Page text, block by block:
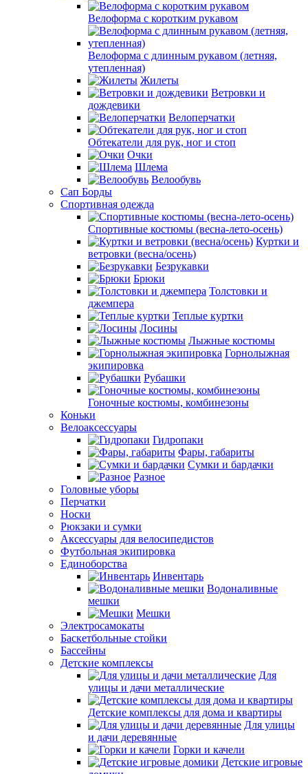
Велоформа с коротким рукавом
Велоформа с длинным рукавом (летняя,
утепленная)
Жилеты
Ветровки и
дождевики
Велоперчатки
Обтекатели для рук, ног и стоп
Очки
Шлема
Велообувь
Сап Борды
Спортивная одежда
Спортивные костюмы (весна-лето-осень)
Куртки и
ветровки (весна/осень)
Безрукавки
Брюки
Толстовки и
джемпера
Теплые куртки
Лосины
Лыжные костюмы
Горнолыжная
экипировка
Рубашки
Гоночные костюмы, комбинезоны
Коньки
Велоаксессуары
Гидропаки
Фары, габариты
Сумки и бардачки
Разное
Головные уборы
Перчатки
Носки
Рюкзаки и сумки
Аксессуары для велосипедистов
Футбольная экипировка
Единоборства
Инвентарь
Водоналивные
мешки
Мешки
Электросамокаты
Баскетбольные стойки
Бассейны
Детские комплексы
Для
улицы и дачи металлические
Детские комплексы для дома и квартиры
Для улицы
и дачи деревянные
Горки и качели
Детские игровые